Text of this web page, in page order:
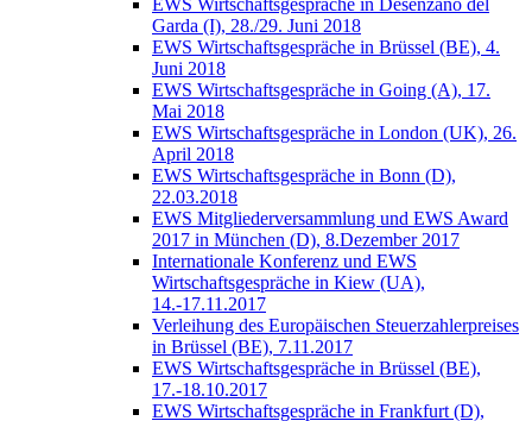
EWS Wirtschaftsgespräche in Desenzano del
Garda (I), 28./29. Juni 2018
EWS Wirtschaftsgespräche in Brüssel (BE), 4.
Juni 2018
EWS Wirtschaftsgespräche in Going (A), 17.
Mai 2018
EWS Wirtschaftsgespräche in London (UK), 26.
April 2018
EWS Wirtschaftsgespräche in Bonn (D),
22.03.2018
EWS Mitgliederversammlung und EWS Award
2017 in München (D), 8.Dezember 2017
Internationale Konferenz und EWS
Wirtschaftsgespräche in Kiew (UA),
14.-17.11.2017
Verleihung des Europäischen Steuerzahlerpreises
in Brüssel (BE), 7.11.2017
EWS Wirtschaftsgespräche in Brüssel (BE),
17.-18.10.2017
EWS Wirtschaftsgespräche in Frankfurt (D),